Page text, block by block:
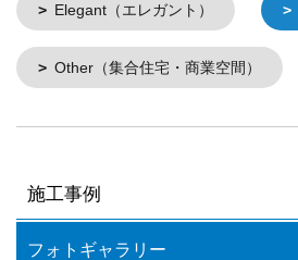
Elegant（エレガント）
Other（集合住宅・商業空間）
施工事例
フォトギャラリー